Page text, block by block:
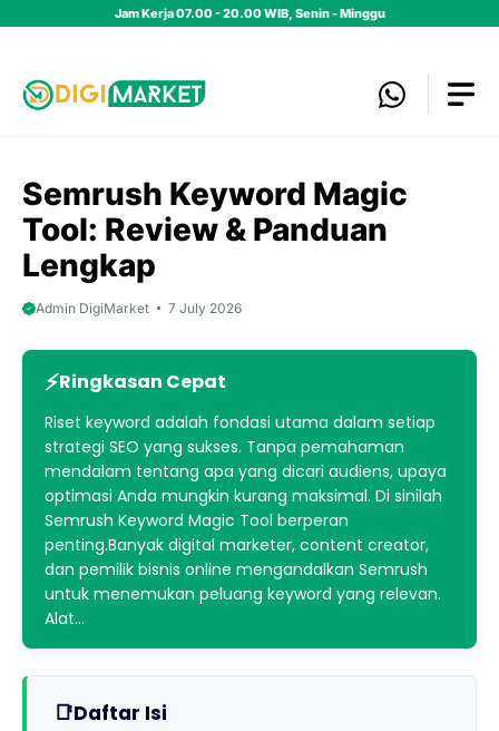
Jam Kerja 07.00 - 20.00 WIB, Senin - Minggu
Semrush Keyword Magic
Tool: Review & Panduan
Lengkap
Admin DigiMarket 7 July 2026
Ringkasan Cepat
Riset keyword adalah fondasi utama dalam setiap
strategi SEO yang sukses. Tanpa pemahaman
mendalam tentang apa yang dicari audiens, upaya
optimasi Anda mungkin kurang maksimal. Di sinilah
Semrush Keyword Magic Tool berperan
penting.Banyak digital marketer, content creator,
dan pemilik bisnis online mengandalkan Semrush
untuk menemukan peluang keyword yang relevan.
Alat…
Daftar Isi